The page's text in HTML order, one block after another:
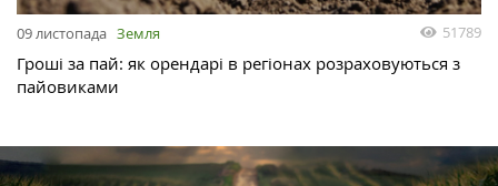
09 листопада Земля 51789
Гроші за пай: як орендарі в регіонах розраховуються з
пайовиками